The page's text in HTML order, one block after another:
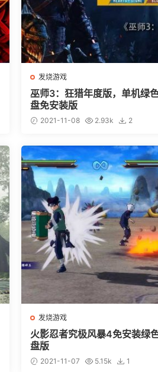
发烧游戏
巫师3：狂猎年度版，单机绿
盘免安装版
2021-11-08 2.93k 2
发烧游戏
火影忍者究极风暴4免安装绿
盘版
2021-11-07 5.15k 1